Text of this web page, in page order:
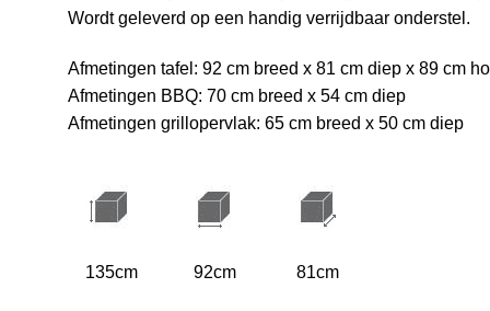
Wordt geleverd op een handig verrijdbaar onderstel.
Afmetingen tafel: 92 cm breed x 81 cm diep x 89 cm
Afmetingen BBQ: 70 cm breed x 54 cm diep
Afmetingen grillopervlak: 65 cm breed x 50 cm diep
135cm 92cm 81cm